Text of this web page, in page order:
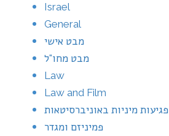
Israel
General
מבט אישי
מבט מחו"ל
Law
Law and Film
פגיעות מיניות באוניברסיטאות
פמיניזם ומגדר